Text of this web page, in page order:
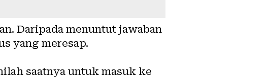
Daripada menuntut jawaban
yang meresap.
saatnya untuk masuk ke